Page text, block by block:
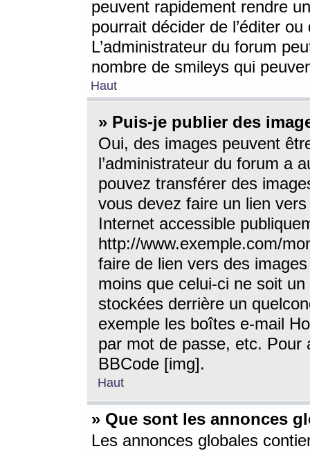
peuvent rapidement rendre
pourrait décider de l’éditer
L’administrateur du forum
nombre de smileys qui
Haut
» Puis-je publier des
Oui, des images peuvent
l’administrateur du forum a
pouvez transférer des
vous devez faire un lien
Internet accessible
http://www.exemple.com/
faire de lien vers des
moins que celui-ci ne soit
stockées derrière un
exemple les boîtes e-mail
par mot de passe, etc. Pour
BBCode [img].
Haut
» Que sont les annonces
Les annonces globales